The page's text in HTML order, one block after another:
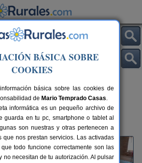
(Huesca)
plazas 54 km de Huesca
BÁSICA SOBRE
COOKIES
básica sobre las cookies de
de Mario Temprado Casas.
informática es un pequeño archivo de
guarda en tu pc, smartphone o tablet al
son nuestras y otras pertenecen a
que nos prestan servicios. Las activadas
todo funcione correctamente son las
no necesitan de tu autorización. Al pulsar